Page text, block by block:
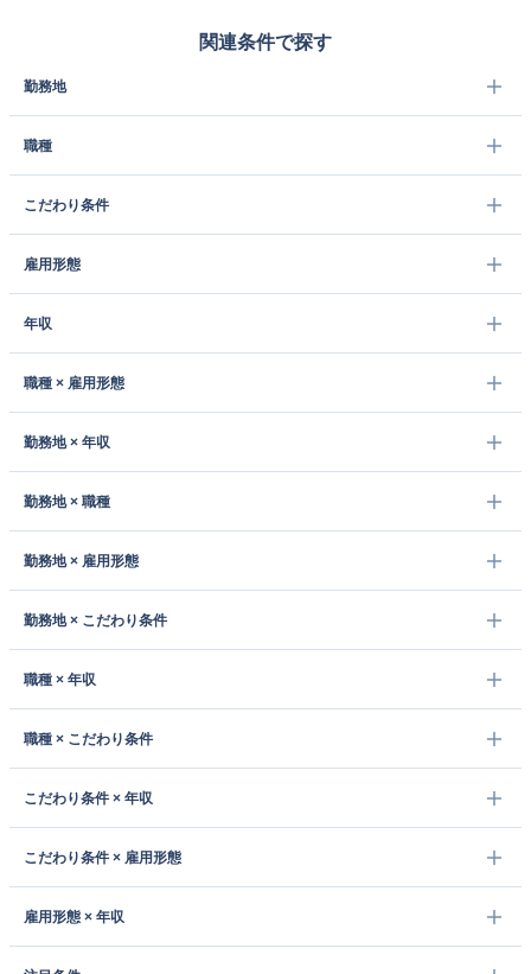
関連条件で探す
勤務地
職種
こだわり条件
雇用形態
年収
職種 × 雇用形態
勤務地 × 年収
勤務地 × 職種
勤務地 × 雇用形態
勤務地 × こだわり条件
職種 × 年収
職種 × こだわり条件
こだわり条件 × 年収
こだわり条件 × 雇用形態
雇用形態 × 年収